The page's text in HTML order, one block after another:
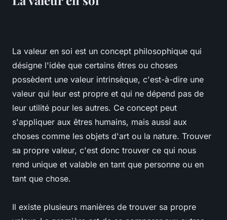
La valeur en soi est un concept philosophique qui
désigne l'idée que certains êtres ou choses
possèdent une valeur intrinsèque, c'est-à-dire une
valeur qui leur est propre et qui ne dépend pas de
leur utilité pour les autres. Ce concept peut
s'appliquer aux êtres humains, mais aussi aux
choses comme les objets d'art ou la nature. Trouver
sa propre valeur, c'est donc trouver ce qui nous
rend unique et valable en tant que personne ou en
tant que chose.
Il existe plusieurs manières de trouver sa propre